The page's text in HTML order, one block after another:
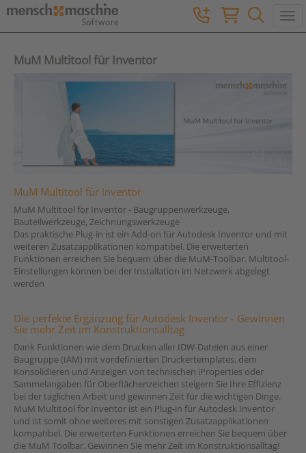
MuM Multitool für Inventor
MuM Multitool für Inventor
MuM Multitool for Inventor - Baugruppenwerkzeuge,
Bauteilwerkzeuge, Zeichnungswerkzeuge
Das praktische Plug-in ist ein Add-on für Autodesk Inventor und mit
weiteren Zusatzapplikationen kompatibel. Die erweiterten
Funktionen erreichen Sie bequem über die MuM-Toolbar. Multitool-
Einstellungen können bei der Installation im Netzwerk abgelegt
werden
Die perfekte Ergänzung für Autodesk Inventor - Gewinnen
Sie mehr Zeit im Konstruktionsalltag
Dank Funktionen wie dem Drucken aller IDW-Dateien aus einer
Baugruppe (IAM) mit vordefinierten Druckertemplates, dem
Konsolidieren und Anzeigen von technischen iProperties oder
Sammelangaben für Oberflächenzeichen steigern Sie Ihre Effizienz
bei der täglichen Arbeit und gewinnen Zeit für die wichtigen Dinge.
MuM Multitool for Inventor ist ein Plug-in für Autodesk Inventor
und ist somit ohne weiteres mit sonstigen Zusatzapplikationen
kompatibel. Die erweiterten Funktionen erreichen Sie bequem über
die MuM Toolbar. Gewinnen Sie mehr Zeit im Konstruktionsalltag!